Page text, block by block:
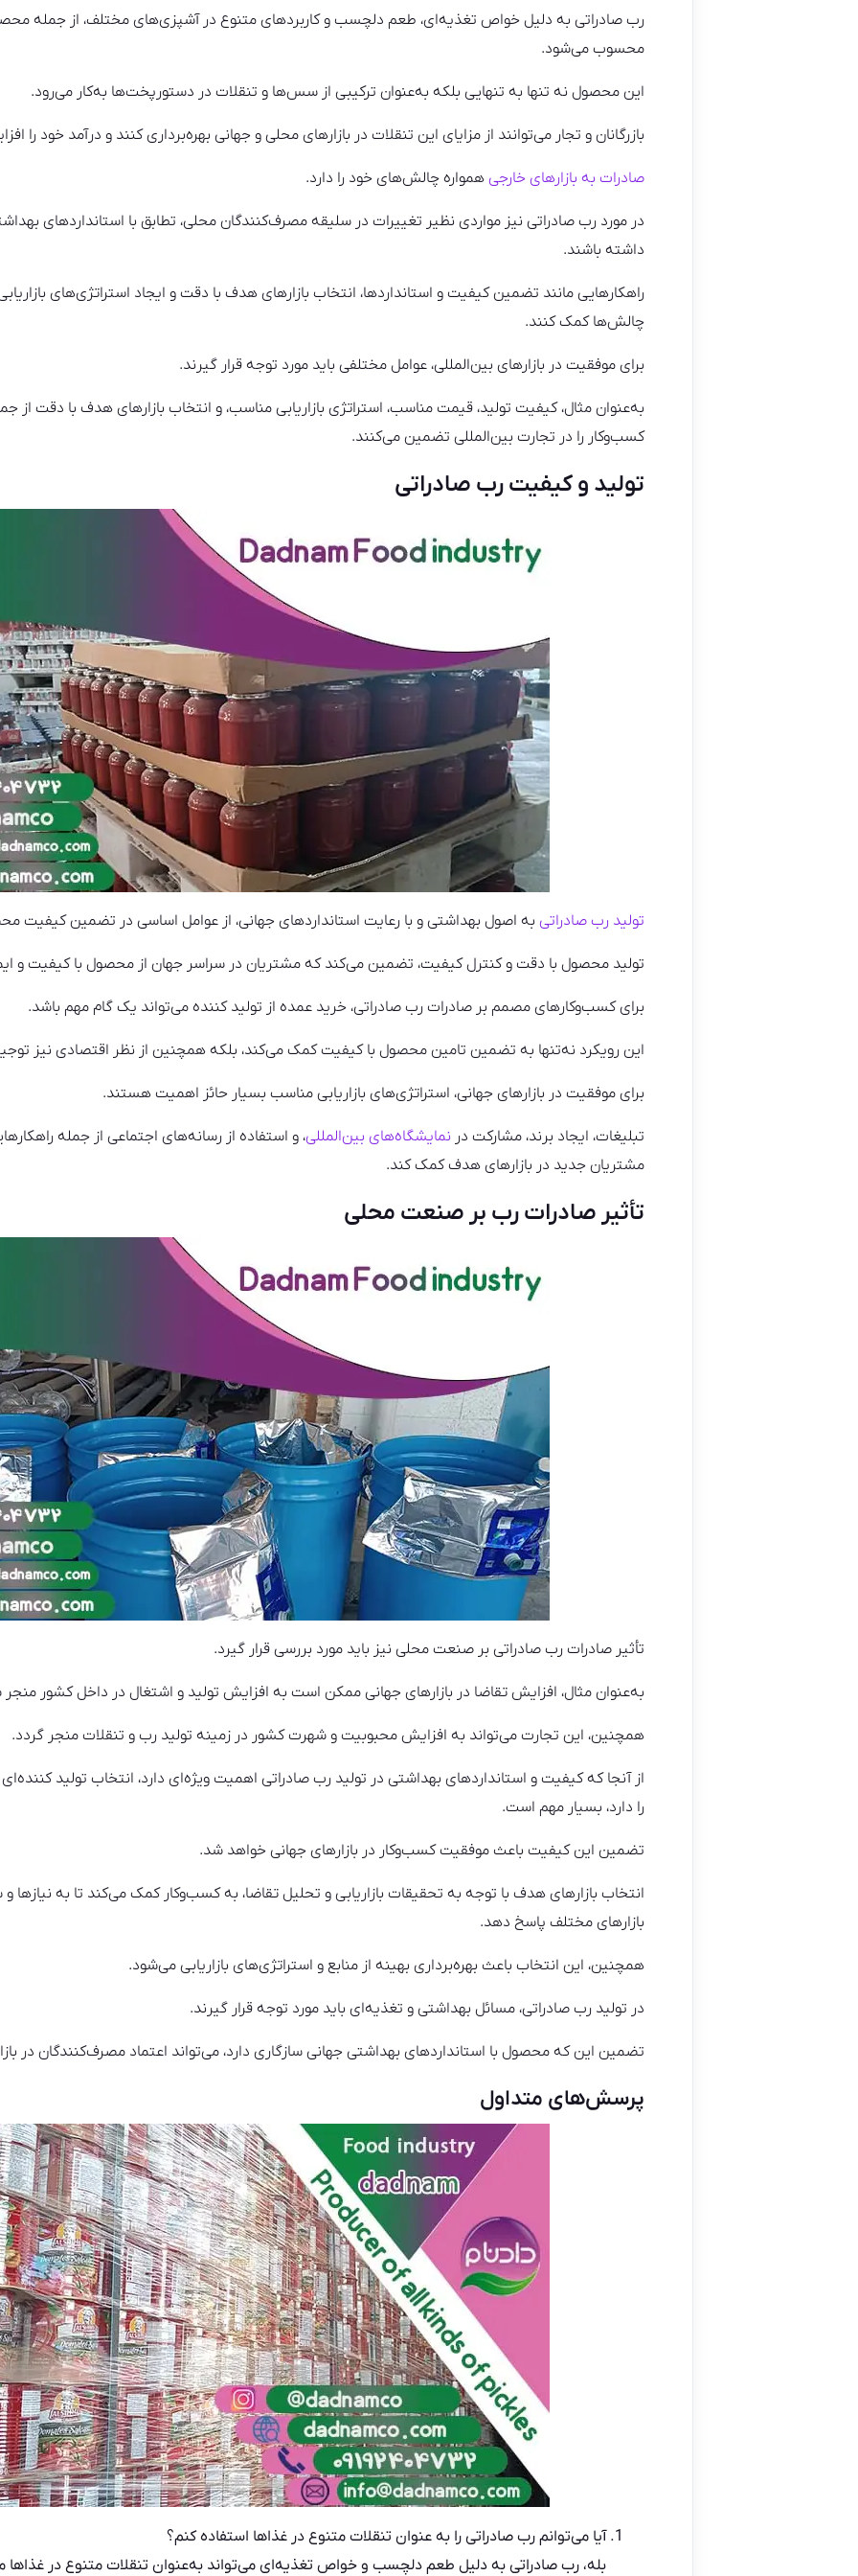
رب صادراتی به دلیل خواص تغذیه‌ای، طعم دلچسب و کاربردهای متنوع در آشپزی‌های مختلف، از جمله
محسوب می‌شود.
این محصول نه تنها به تنهایی بلکه به‌عنوان ترکیبی از سس‌ها و تنقلات در دستورپخت‌ها به‌کار می‌رود.
بازرگانان و تجار می‌توانند از مزایای این تنقلات در بازارهای محلی و جهانی بهره‌برداری کنند و درآمد خود را
صادرات به بازارهای خارجی همواره چالش‌های خود را دارد.
در مورد رب صادراتی نیز مواردی نظیر تغییرات در سلیقه مصرف‌کنندگان محلی، تطابق با استانداردهای
داشته باشند.
راهکارهایی مانند تضمین کیفیت و استانداردها، انتخاب بازارهای هدف با دقت و ایجاد استراتژی‌های
چالش‌ها کمک کنند.
برای موفقیت در بازارهای بین‌المللی، عوامل مختلفی باید مورد توجه قرار گیرند.
به‌عنوان مثال، کیفیت تولید، قیمت مناسب، استراتژی بازاریابی مناسب، و انتخاب بازارهای هدف با دقت
کسب‌وکار را در تجارت بین‌المللی تضمین می‌کنند.
تولید و کیفیت رب صادراتی
تولید رب صادراتی به اصول بهداشتی و با رعایت استانداردهای جهانی، از عوامل اساسی در تضمین کیفیت
تولید محصول با دقت و کنترل کیفیت، تضمین می‌کند که مشتریان در سراسر جهان از محصول با کیفیت و
برای کسب‌وکارهای مصمم بر صادرات رب صادراتی، خرید عمده از تولید کننده می‌تواند یک گام مهم باشد.
این رویکرد نه‌تنها به تضمین تامین محصول با کیفیت کمک می‌کند، بلکه همچنین از نظر اقتصادی نیز
برای موفقیت در بازارهای جهانی، استراتژی‌های بازاریابی مناسب بسیار حائز اهمیت هستند.
تبلیغات، ایجاد برند، مشارکت در نمایشگاه‌های بین‌المللی، و استفاده از رسانه‌های اجتماعی از جمله
مشتریان جدید در بازارهای هدف کمک کند.
تأثیر صادرات رب بر صنعت محلی
تأثیر صادرات رب صادراتی بر صنعت محلی نیز باید مورد بررسی قرار گیرد.
به‌عنوان مثال، افزایش تقاضا در بازارهای جهانی ممکن است به افزایش تولید و اشتغال در داخل کشور
همچنین، این تجارت می‌تواند به افزایش محبوبیت و شهرت کشور در زمینه تولید رب و تنقلات منجر گردد.
از آنجا که کیفیت و استانداردهای بهداشتی در تولید رب صادراتی اهمیت ویژه‌ای دارد، انتخاب تولید
را دارد، بسیار مهم است.
تضمین این کیفیت باعث موفقیت کسب‌وکار در بازارهای جهانی خواهد شد.
انتخاب بازارهای هدف با توجه به تحقیقات بازاریابی و تحلیل تقاضا، به کسب‌وکار کمک می‌کند تا به
بازارهای مختلف پاسخ دهد.
همچنین، این انتخاب باعث بهره‌برداری بهینه از منابع و استراتژی‌های بازاریابی می‌شود.
در تولید رب صادراتی، مسائل بهداشتی و تغذیه‌ای باید مورد توجه قرار گیرند.
تضمین این که محصول با استانداردهای بهداشتی جهانی سازگاری دارد، می‌تواند اعتماد مصرف‌کنندگان در
پرسش‌های متداول
آیا می‌توانم رب صادراتی را به عنوان تنقلات متنوع در غذاها استفاده کنم؟
بله، رب صادراتی به دلیل طعم دلچسب و خواص تغذیه‌ای می‌تواند به‌عنوان تنقلات متنوع در غذاها